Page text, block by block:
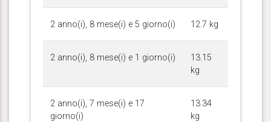
2 anno(i), 8 mese(i) e 5 giorno(i) 12.7 kg
2 anno(i), 8 mese(i) e 1 giorno(i)
13.15
kg
2 anno(i), 7 mese(i) e 17
giorno(i)
13.34
kg